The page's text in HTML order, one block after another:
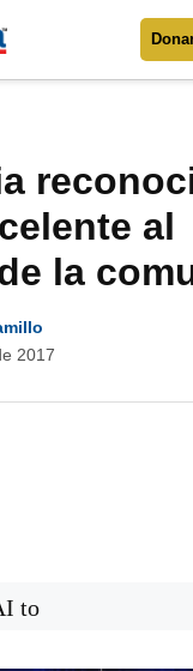
Donar
Noticia
al
la
2017
to